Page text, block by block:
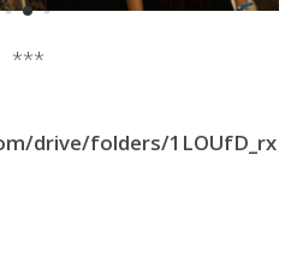
***
drive/folders/